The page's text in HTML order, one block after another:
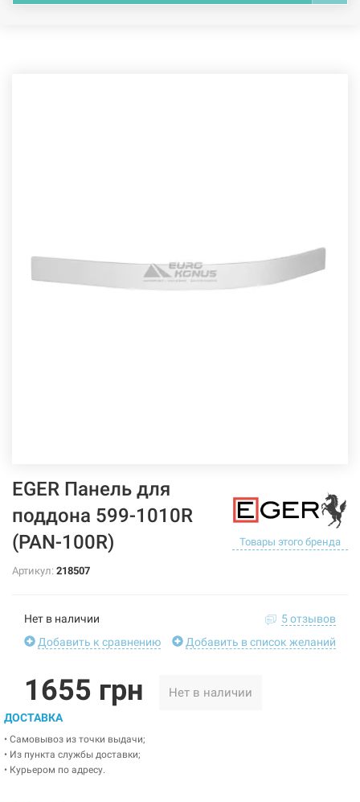
EGER Панель для
поддона 599-1010R
(PAN-100R)
Товары этого бренда
Артикул: 218507
Нет в наличии
5 отзывов
Добавить к сравнению
Добавить в список желаний
1655 грн Нет в наличии
ДОСТАВКА
• Самовывоз из точки выдачи;
• Из пункта службы доставки;
• Курьером по адресу.